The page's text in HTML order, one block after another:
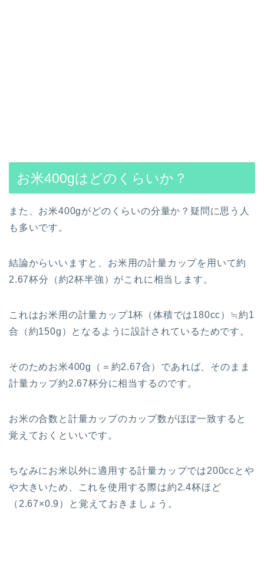
お米400gはどのくらいか？
また、お米400gがどのくらいの分量か？疑問に思う人
も多いです。
結論からいいますと、お米用の計量カップを用いて約
2.67杯分（約2杯半強）がこれに相当します。
これはお米用の計量カップ1杯（体積では180cc）≒約1
合（約150g）となるように設計されているためです。
そのためお米400g（＝約2.67合）であれば、そのまま
計量カップ約2.67杯分に相当するのです。
お米の合数と計量カップのカップ数がほぼ一致すると
覚えておくといいです。
ちなみにお米以外に適用する計量カップでは200ccとや
や大きいため、これを使用する際は約2.4杯ほど
（2.67×0.9）と覚えておきましょう。